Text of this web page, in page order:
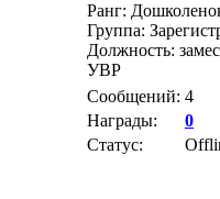
Ранг:
Группа:
Должность:
УВР
Сообщений: 4
Награды:
0
Статус: